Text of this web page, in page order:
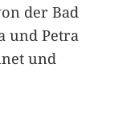
der Bad
und Petra
und